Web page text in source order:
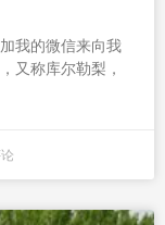
我的微信来向我
又称库尔勒梨，